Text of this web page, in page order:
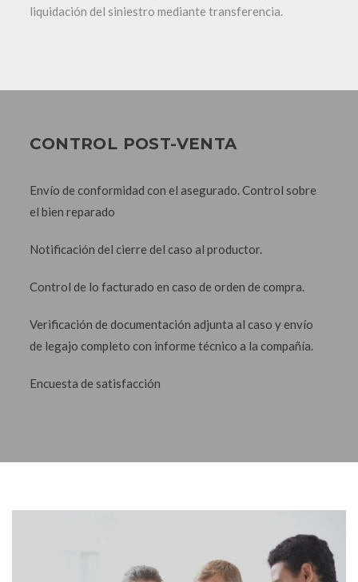
liquidación del siniestro mediante transferencia.
CONTROL POST-VENTA
Envío de conformidad con el asegurado. Control sobre
el bien reparado
Notificación del cierre del caso al productor.
Control de lo facturado en caso de orden de compra.
Verificación de documentación adjunta al caso y envío
de legajo completo con informe técnico a la compañía.
Encuesta de satisfacción